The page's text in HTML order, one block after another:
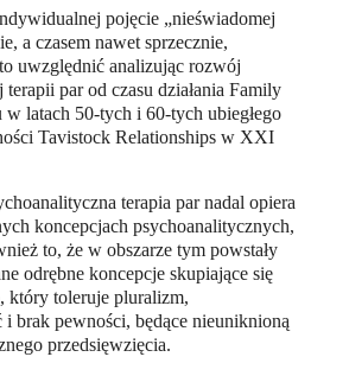
pojęcie „nieświadomej
a czasem nawet sprzecznie,
uwzględnić analizując rozwój
par od czasu działania Family
w latach 50-tych i 60-tych ubiegłego
Tavistock Relationships w XXI
terapia par nadal opiera
koncepcjach psychoanalitycznych,
to, że w obszarze tym powstały
odrębne koncepcje skupiające się
który toleruje pluralizm,
i brak pewności, będące nieuniknioną
przedsięwzięcia.